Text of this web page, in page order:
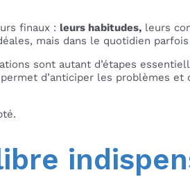
finaux : leurs habitudes, leurs
mais dans le quotidien
sont autant d’étapes
d’anticiper les problèmes et